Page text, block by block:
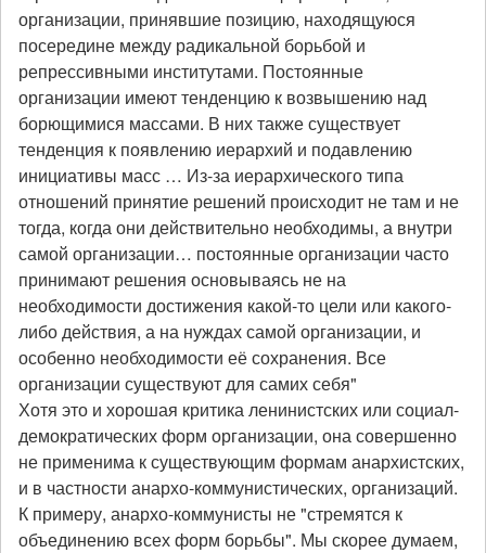
организации, принявшие позицию, находящуюся
посередине между радикальной борьбой и
репрессивными институтами. Постоянные
организации имеют тенденцию к возвышению над
борющимися массами. В них также существует
тенденция к появлению иерархий и подавлению
инициативы масс … Из-за иерархического типа
отношений принятие решений происходит не там и не
тогда, когда они действительно необходимы, а внутри
самой организации… постоянные организации часто
принимают решения основываясь не на
необходимости достижения какой-то цели или какого-
либо действия, а на нуждах самой организации, и
особенно необходимости её сохранения. Все
организации существуют для самих себя"
Хотя это и хорошая критика ленинистских или социал-
демократических форм организации, она совершенно
не применима к существующим формам анархистских,
и в частности анархо-коммунистических, организаций.
К примеру, анархо-коммунисты не "стремятся к
объединению всех форм борьбы". Мы скорее думаем,